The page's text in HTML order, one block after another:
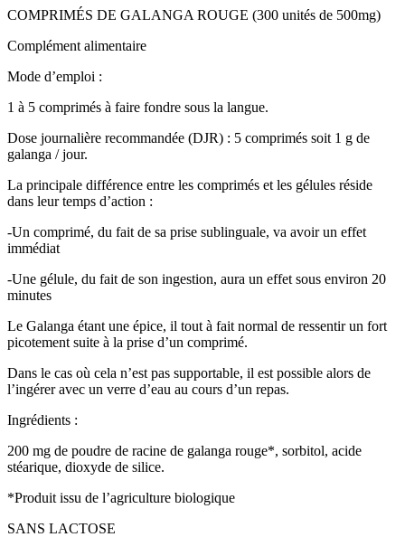
COMPRIMÉS DE GALANGA ROUGE (300 unités de 500mg)
Complément alimentaire
Mode d’emploi :
1 à 5 comprimés à faire fondre sous la langue.
Dose journalière recommandée (DJR) : 5 comprimés soit 1 g de
galanga / jour.
La principale différence entre les comprimés et les gélules réside
dans leur temps d’action :
-Un comprimé, du fait de sa prise sublinguale, va avoir un effet
immédiat
-Une gélule, du fait de son ingestion, aura un effet sous environ 20
minutes
Le Galanga étant une épice, il tout à fait normal de ressentir un fort
picotement suite à la prise d’un comprimé.
Dans le cas où cela n’est pas supportable, il est possible alors de
l’ingérer avec un verre d’eau au cours d’un repas.
Ingrédients :
200 mg de poudre de racine de galanga rouge*, sorbitol, acide
stéarique, dioxyde de silice.
*Produit issu de l’agriculture biologique
SANS LACTOSE